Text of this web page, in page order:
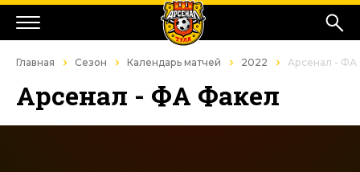
Главная Сезон Календарь матчей 2022 Арсенал - ФА
Арсенал - ФА Факел